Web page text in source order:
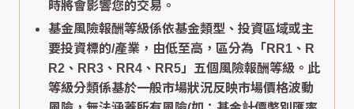
時將會影響您的交易。
基金風險報酬等級係依基金類型、投資區域或主
要投資標的/產業，由低至高，區分為「RR1、R
R2、RR3、RR4、RR5」五個風險報酬等級。此
等級分類係基於一般市場狀況反映市場價格波動